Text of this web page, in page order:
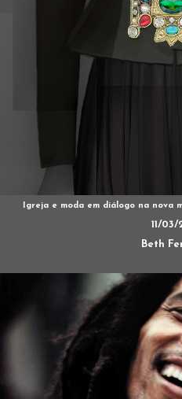
Igreja e moda em diálogo na nova
11/03/
Beth